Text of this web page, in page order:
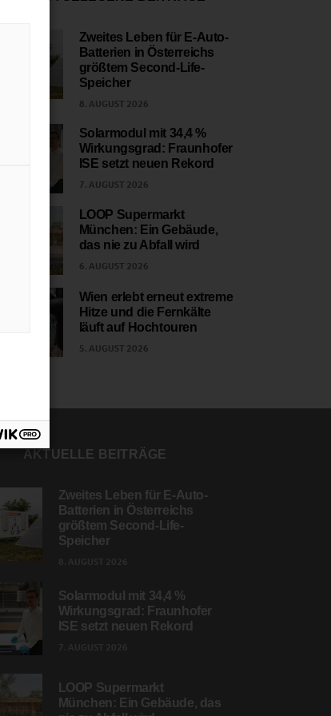
Zweites Leben für E-Auto-
Batterien in Österreichs
größtem Second-Life-
Speicher
8. AUGUST 2026
Solarmodul mit 34,4 %
Wirkungsgrad: Fraunhofer
ISE setzt neuen Rekord
7. AUGUST 2026
LOOP Supermarkt
München: Ein Gebäude,
das nie zu Abfall wird
6. AUGUST 2026
Wien erlebt erneut extreme
Hitze und die Fernkälte
läuft auf Hochtouren
5. AUGUST 2026
AKTUELLE BEITRÄGE
Zweites Leben für E-Auto-
Batterien in Österreichs
größtem Second-Life-
Speicher
Solarmodul mit 34,4 %
Wirkungsgrad: Fraunhofer
ISE setzt neuen Rekord
LOOP Supermarkt
München: Ein Gebäude, das